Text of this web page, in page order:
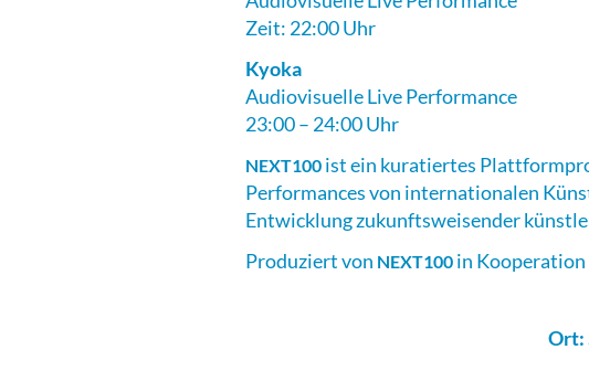
Zeit: 22:00 Uhr
Kyoka
Audiovisuelle Live Performance
23:00 – 24:00 Uhr
NEXT100 ist ein kuratiertes
Performances von internationalen
Entwicklung zukunftsweisender
Produziert von NEXT100 in
Ort: